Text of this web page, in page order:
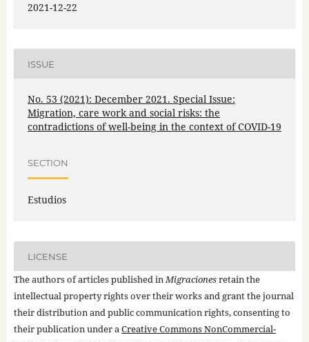
2021-12-22
ISSUE
No. 53 (2021): December 2021. Special Issue:
Migration, care work and social risks: the
contradictions of well-being in the context of COVID-19
SECTION
Estudios
LICENSE
The authors of articles published inMigracionesretain the
intellectual property rights over their works and grant the journal
their distribution and public communication rights, consenting to
their publication under aCreative Commons NonCommercial-